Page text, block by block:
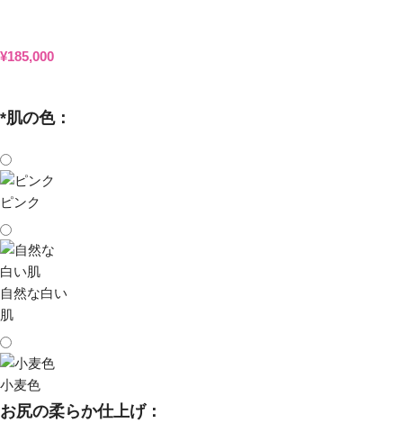
¥185,000
*肌の色：
ピンク
自然な白い
肌
小麦色
お尻の柔らか仕上げ：